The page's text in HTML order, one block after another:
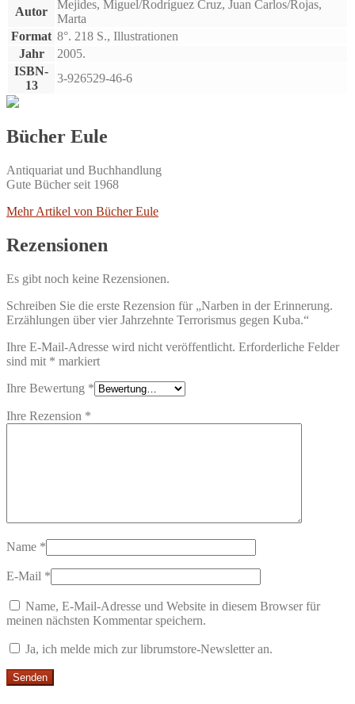
Autor
Mejides, Miguel/Rodríguez Cruz, Juan Carlos/Rojas,
Marta
Format 8°. 218 S., Illustrationen
Jahr
2005.
ISBN-
13
3-926529-46-6
Bücher Eule
Antiquariat und Buchhandlung
Gute Bücher seit 1968
Mehr Artikel von Bücher Eule
Rezensionen
Es gibt noch keine Rezensionen.
Schreiben Sie die erste Rezension für „Narben in der Erinnerung.
Erzählungen über vier Jahrzehnte Terrorismus gegen Kuba.“
Ihre E-Mail-Adresse wird nicht veröffentlicht. Erforderliche Felder
sind mit * markiert
Ihre Bewertung *
Ihre Rezension *
Name *
E-Mail *
Name, E-Mail-Adresse und Website in diesem Browser für
meinen nächsten Kommentar speichern.
Ja, ich melde mich zur librumstore-Newsletter an.